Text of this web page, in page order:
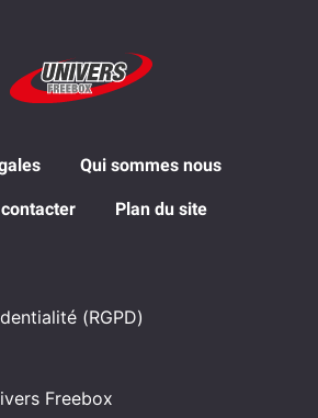
Qui sommes nous
Plan du site
(RGPD)
Freebox